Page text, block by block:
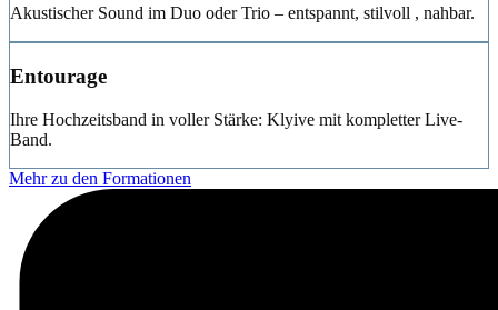
Akustischer Sound im Duo oder Trio – entspannt, stilvoll , nahbar.
Entourage
Ihre Hochzeitsband in voller Stärke: Klyive mit kompletter Live-
Band.
Mehr zu den Formationen